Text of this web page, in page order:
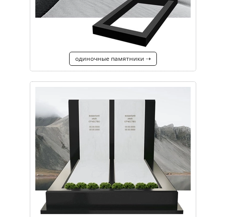
одиночные памятники ⇢